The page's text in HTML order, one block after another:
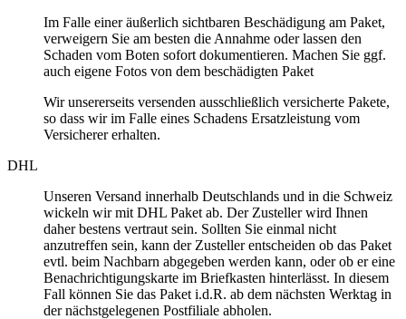
Im Falle einer äußerlich sichtbaren Beschädigung am Paket,
verweigern Sie am besten die Annahme oder lassen den
Schaden vom Boten sofort dokumentieren. Machen Sie ggf.
auch eigene Fotos von dem beschädigten Paket
Wir unsererseits versenden ausschließlich versicherte Pakete,
so dass wir im Falle eines Schadens Ersatzleistung vom
Versicherer erhalten.
DHL
Unseren Versand innerhalb Deutschlands und in die Schweiz
wickeln wir mit DHL Paket ab. Der Zusteller wird Ihnen
daher bestens vertraut sein. Sollten Sie einmal nicht
anzutreffen sein, kann der Zusteller entscheiden ob das Paket
evtl. beim Nachbarn abgegeben werden kann, oder ob er eine
Benachrichtigungskarte im Briefkasten hinterlässt. In diesem
Fall können Sie das Paket i.d.R. ab dem nächsten Werktag in
der nächstgelegenen Postfiliale abholen.